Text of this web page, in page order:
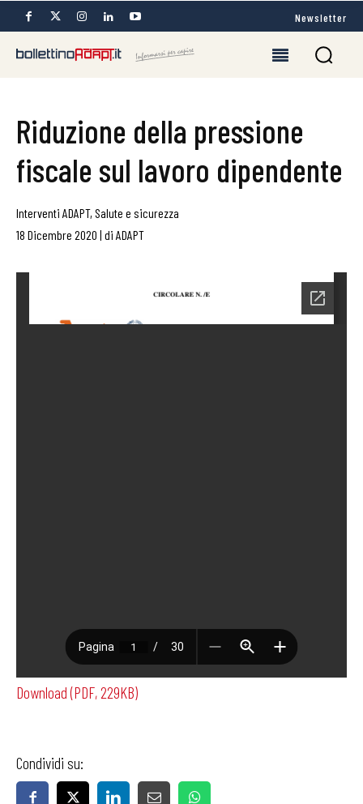
Newsletter
Riduzione della pressione
fiscale sul lavoro dipendente
Interventi ADAPT, Salute e sicurezza
18 Dicembre 2020 | di ADAPT
Download (PDF, 229KB)
Condividi su: